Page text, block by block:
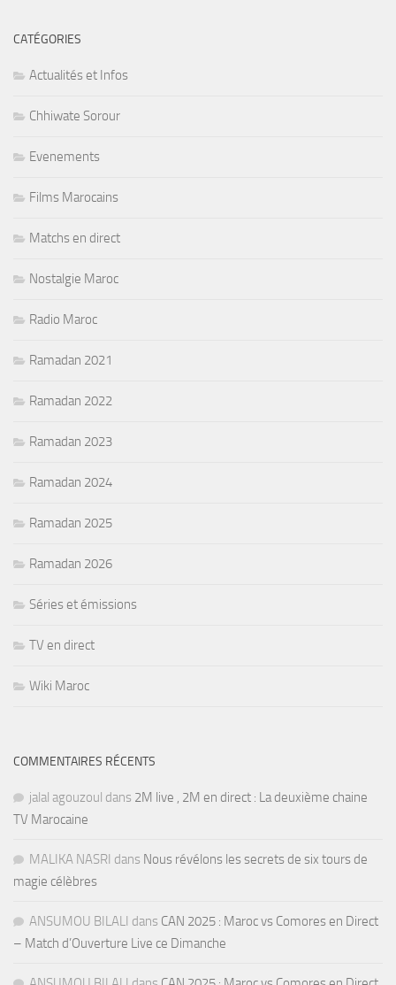
CATÉGORIES
Actualités et Infos
Chhiwate Sorour
Evenements
Films Marocains
Matchs en direct
Nostalgie Maroc
Radio Maroc
Ramadan 2021
Ramadan 2022
Ramadan 2023
Ramadan 2024
Ramadan 2025
Ramadan 2026
Séries et émissions
TV en direct
Wiki Maroc
COMMENTAIRES RÉCENTS
jalal agouzoul dans 2M live , 2M en direct : La deuxième chaine
TV Marocaine
MALIKA NASRI dans Nous révélons les secrets de six tours de
magie célèbres
ANSUMOU BILALI dans CAN 2025 : Maroc vs Comores en Direct
– Match d’Ouverture Live ce Dimanche